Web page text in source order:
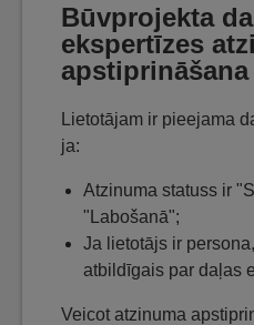
Būvprojekta
ekspertīzes
apstiprināšana
Lietotājam ir pieejama
ja:
Atzinuma statuss ir
"Labošanā";
Ja lietotājs ir
atbildīgais par daļas
Veicot atzinuma